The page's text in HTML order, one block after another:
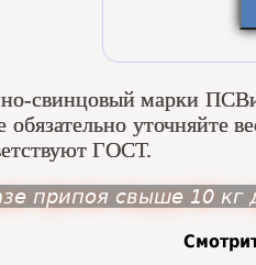
свинцовый марки
обязательно
ГОСТ.
припоя свыше 10 кг